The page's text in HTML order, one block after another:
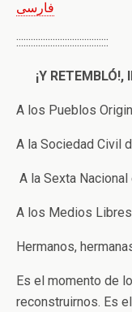
فارسی
::::::::::::::::::::::::::::::::::::::
¡Y RETEMBLÓ!,
A los Pueblos
A la Sociedad Civil
A la Sexta
A los Medios
Hermanos,
Es el momento de
reconstruirnos. Es